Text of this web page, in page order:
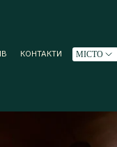
МІСТО
КОНТАКТИ